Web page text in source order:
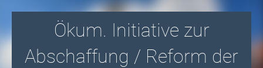
Ökum. Initiative zur
Abschaffung / Reform der